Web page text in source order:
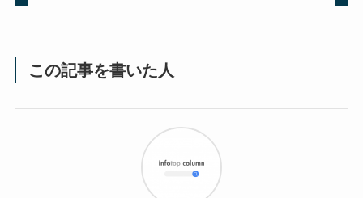
この記事を書いた人